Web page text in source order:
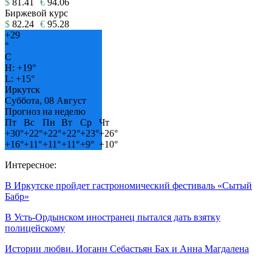
Биржевой курс
$ 82.24 € 95.28
+29
°
C
H: +19°
L: +15°
Иркутск
Суббота, 08 Август
Прогноз на неделю
Пт
Вс Пн Вт Ср
Чт
+30°+22°+22°+22°+23°+26°
+16°+11°+11°+11°+9° +10°
Интересное:
В Иркутске пройдет гастрономический фестиваль «Сытый
Бабр»
В Усть-Ордынском иностранец пытался дать взятку
полицейскому
Истории любви. Иоганн Себастьян Бах и Анна Магдалена